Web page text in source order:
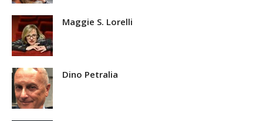
Maggie S. Lorelli
Dino Petralia